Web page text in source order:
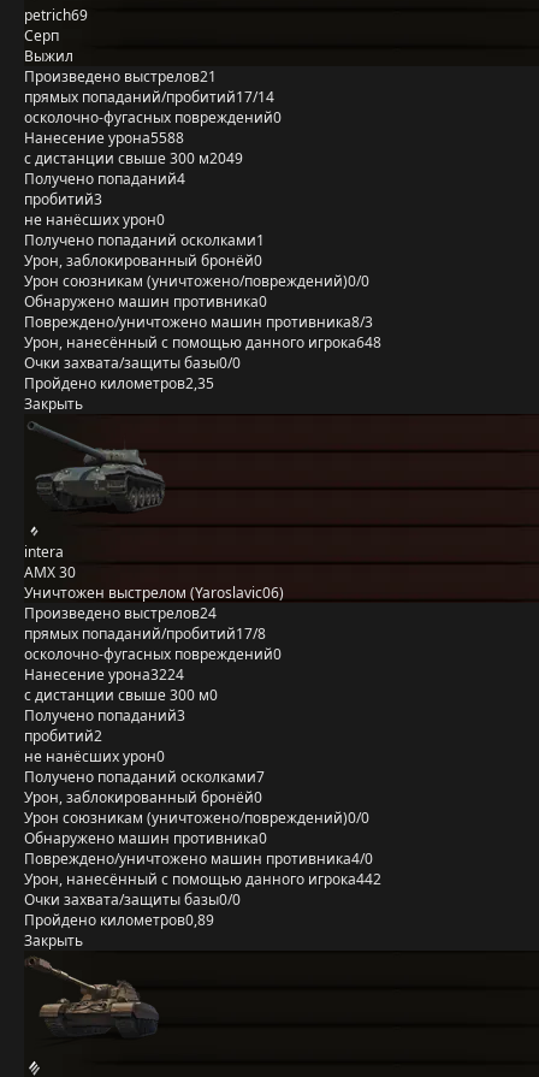
petrich69
Серп
Выжил
Произведено выстрелов21
прямых попаданий/пробитий17/14
осколочно-фугасных повреждений0
Нанесение урона5588
с дистанции свыше 300 м2049
Получено попаданий4
пробитий3
не нанёсших урон0
Получено попаданий осколками1
Урон, заблокированный бронёй0
Урон союзникам (уничтожено/повреждений)0/0
Обнаружено машин противника0
Повреждено/уничтожено машин противника8/3
Урон, нанесённый с помощью данного игрока648
Очки захвата/защиты базы0/0
Пройдено километров2,35
Закрыть
intera
AMX 30
Уничтожен выстрелом (Yaroslavic06)
Произведено выстрелов24
прямых попаданий/пробитий17/8
осколочно-фугасных повреждений0
Нанесение урона3224
с дистанции свыше 300 м0
Получено попаданий3
пробитий2
не нанёсших урон0
Получено попаданий осколками7
Урон, заблокированный бронёй0
Урон союзникам (уничтожено/повреждений)0/0
Обнаружено машин противника0
Повреждено/уничтожено машин противника4/0
Урон, нанесённый с помощью данного игрока442
Очки захвата/защиты базы0/0
Пройдено километров0,89
Закрыть